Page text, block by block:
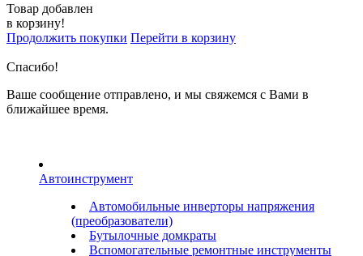
Товар добавлен
в корзину!
Продолжить покупки Перейти в корзину
Спасибо!
Ваше сообщение отправлено, и мы свяжемся с Вами в
ближайшее время.
Автоинструмент
Автомобильные инверторы напряжения
(преобразователи)
Бутылочные домкраты
Вспомогательные ремонтные инструменты